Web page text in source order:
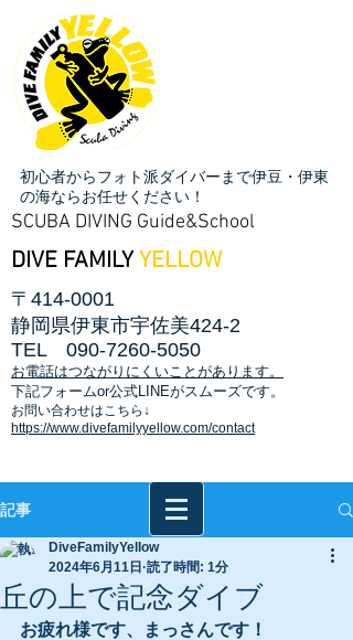
初心者からフォト派ダイバーまで伊豆・伊東
の海ならお任せください！
SCUBA DIVING Guide&School
DIVE FAMILY YELLOW
〒414-0001
静岡県伊東市宇佐美424-2
TEL 090-7260-5050
お電話はつながりにくいことがあります。
​下記フォームor公式LINEがスムーズです。
お問い合わせはこちら↓
https://www.divefamilyyellow.com/contact
記事
丘の上で記念ダイブ
DiveFamilyYellow
2024年6月11日 読了時間: 1分
お疲れ様です、まっさんです！